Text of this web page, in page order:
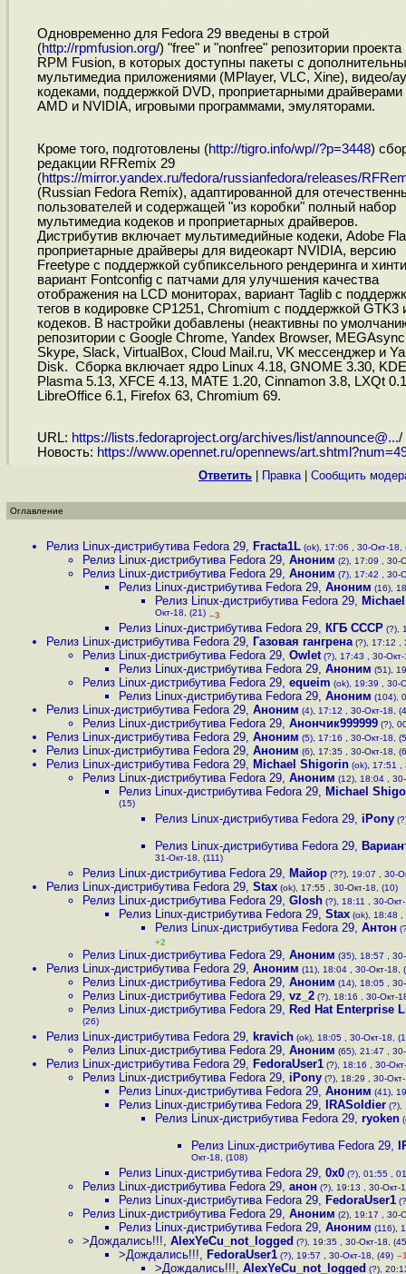
Одновременно для Fedora 29 введены в строй
(http://rpmfusion.org/) "free" и "nonfree" репозитории проекта
RPM Fusion, в которых доступны пакеты с
мультимедиа приложениями (MPlayer, VLC, Xine), видео/
кодеками, поддержкой DVD, проприетарными драйверами
AMD и NVIDIA, игровыми программами, эмуляторами.
Кроме того, подготовлены (http://tigro.info/wp//?p=3448)
редакции RFRemix 29
(https://mirror.yandex.ru/fedora/russianfedora/releases/
(Russian Fedora Remix), адаптированной для
пользователей и содержащей "из коробки" полный набор
мультимедиа кодеков и проприетарных драйверов.
Дистрибутив включает мультимедийные кодеки, Adobe
проприетарные драйверы для видеокарт NVIDIA, версию
Freetype с поддержкой субпиксельного рендеринга и
вариант Fontconfig с патчами для улучшения качества
отображения на LCD мониторах, вариант Taglib с
тегов в кодировке CP1251, Chromium с поддержкой GTK3
кодеков. В настройки добавлены (неактивны по
репозитории с Google Chrome, Yandex Browser,
Skype, Slack, VirtualBox, Cloud Mail.ru, VK мессенджер и
Disk. Сборка включает ядро Linux 4.18, GNOME 3.30, KDE
Plasma 5.13, XFCE 4.13, MATE 1.20, Cinnamon 3.8, LXQt
LibreOffice 6.1, Firefox 63, Chromium 69.
URL: https://lists.fedoraproject.org/archives/list/announce@.../
Новость: https://www.opennet.ru/opennews/
Ответить Правка| Cообщить
Оглавление
Релиз Linux-дистрибутива Fedora 29, Fracta1L (ok), 17:06 , 30-Окт-18,
Релиз Linux-дистрибутива Fedora 29, Аноним (2), 17:09 , 30-
Релиз Linux-дистрибутива Fedora 29, Аноним (7), 17:42 , 30-
Релиз Linux-дистрибутива Fedora 29, Аноним (16),
Релиз Linux-дистрибутива Fedora 29,
Окт-18, (21) –3
Релиз Linux-дистрибутива Fedora 29, КГБ СССР (?),
Релиз Linux-дистрибутива Fedora 29, Газовая гангрена (?), 17:12 ,
Релиз Linux-дистрибутива Fedora 29, Owlet (?), 17:43 , 30-Окт-
Релиз Linux-дистрибутива Fedora 29, Аноним (51),
Релиз Linux-дистрибутива Fedora 29, equeim (ok), 19:39 , 30-
Релиз Linux-дистрибутива Fedora 29, Аноним (104),
Релиз Linux-дистрибутива Fedora 29, Аноним (4), 17:12 , 30-Окт-18,
Релиз Linux-дистрибутива Fedora 29, Анончик999999 (?),
Релиз Linux-дистрибутива Fedora 29, Аноним (5), 17:16 , 30-Окт-18,
Релиз Linux-дистрибутива Fedora 29, Аноним (6), 17:35 , 30-Окт-18,
Релиз Linux-дистрибутива Fedora 29, Michael Shigorin (ok), 17:51 ,
Релиз Linux-дистрибутива Fedora 29, Аноним (12), 18:04 ,
Релиз Linux-дистрибутива Fedora 29, Michael
(15)
Релиз Linux-дистрибутива Fedora 29, iPony
Релиз Linux-дистрибутива Fedora 29,
31-Окт-18, (111)
Релиз Linux-дистрибутива Fedora 29, Майор (??), 19:07 , 30-
Релиз Linux-дистрибутива Fedora 29, Stax (ok), 17:55 , 30-Окт-18, (10)
Релиз Linux-дистрибутива Fedora 29, Glosh (?), 18:11 , 30-
Релиз Linux-дистрибутива Fedora 29, Stax (ok), 18:48 ,
Релиз Linux-дистрибутива Fedora 29, Антон
+2
Релиз Linux-дистрибутива Fedora 29, Аноним (35), 18:57 ,
Релиз Linux-дистрибутива Fedora 29, Аноним (11), 18:04 , 30-Окт-18,
Релиз Linux-дистрибутива Fedora 29, Аноним (14), 18:05 ,
Релиз Linux-дистрибутива Fedora 29, vz_2 (?), 18:16 , 30-Окт-
Релиз Linux-дистрибутива Fedora 29, Red Hat Enterprise
(26)
Релиз Linux-дистрибутива Fedora 29, kravich (ok), 18:05 , 30-Окт-18,
Релиз Linux-дистрибутива Fedora 29, Аноним (65), 21:47 ,
Релиз Linux-дистрибутива Fedora 29, FedoraUser1 (?), 18:16 , 30-
Релиз Linux-дистрибутива Fedora 29, iPony (?), 18:29 , 30-
Релиз Linux-дистрибутива Fedora 29, Аноним (41),
Релиз Linux-дистрибутива Fedora 29, IRASoldier (?),
Релиз Linux-дистрибутива Fedora 29, ryoken
Релиз Linux-дистрибутива Fedora 29,
Окт-18, (108)
Релиз Linux-дистрибутива Fedora 29, 0x0 (?), 01:55 ,
Релиз Linux-дистрибутива Fedora 29, анон (?), 19:13 , 30-Окт-
Релиз Linux-дистрибутива Fedora 29, FedoraUser1
Релиз Linux-дистрибутива Fedora 29, Аноним (2), 19:17 , 30-
Релиз Linux-дистрибутива Fedora 29, Аноним (116),
>Дождались!!!, AlexYeCu_not_logged (?), 19:35 , 30-Окт-18,
>Дождались!!!, FedoraUser1 (?), 19:57 , 30-Окт-18, (49)
>Дождались!!!, AlexYeCu_not_logged (?),